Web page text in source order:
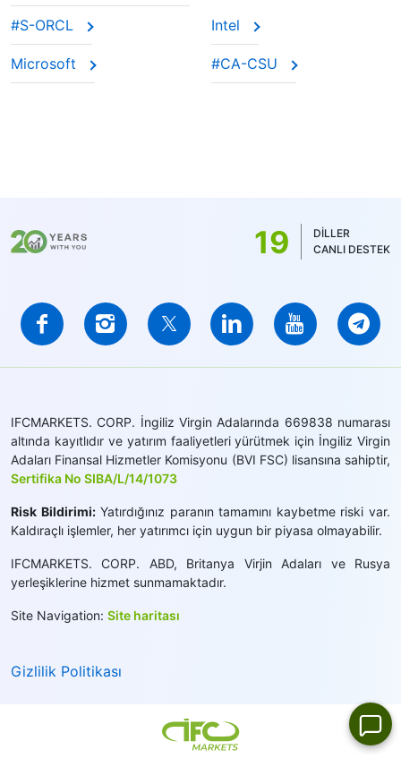
#S-ORCL Intel
Microsoft #CA-CSU
19
DİLLER
CANLI DESTEK
IFCMARKETS. CORP. İngiliz Virgin Adalarında 669838 numarası
altında kayıtlıdır ve yatırım faaliyetleri yürütmek için İngiliz Virgin
Adaları Finansal Hizmetler Komisyonu (BVI FSC) lisansına sahiptir,
Sertifika No SIBA/L/14/1073
Risk Bildirimi:Yatırdığınız paranın tamamını kaybetme riski var.
Kaldıraçlı işlemler, her yatırımcı için uygun bir piyasa olmayabilir.
IFCMARKETS. CORP. ABD, Britanya Virjin Adaları ve Rusya
yerleşiklerine hizmet sunmamaktadır.
Site Navigation: Site haritası
Gizlilik Politikası